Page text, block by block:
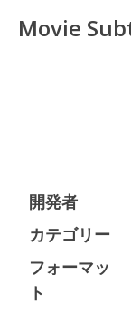
Movie
開発者
カテゴリー
フォーマッ
ト